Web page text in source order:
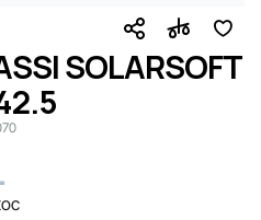
SOLARSOFT